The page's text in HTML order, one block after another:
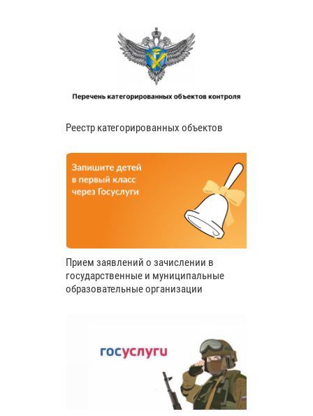
Реестр категорированных объектов
Прием заявлений о зачислении в
государственные и муниципальные
образовательные организации